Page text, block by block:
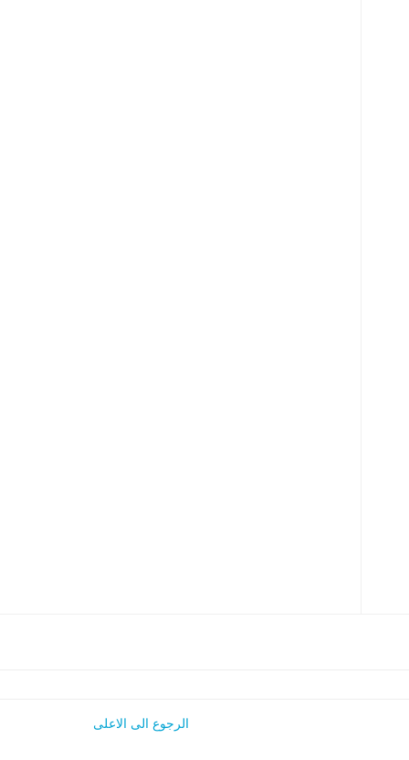
الرجوع الى الاعلى